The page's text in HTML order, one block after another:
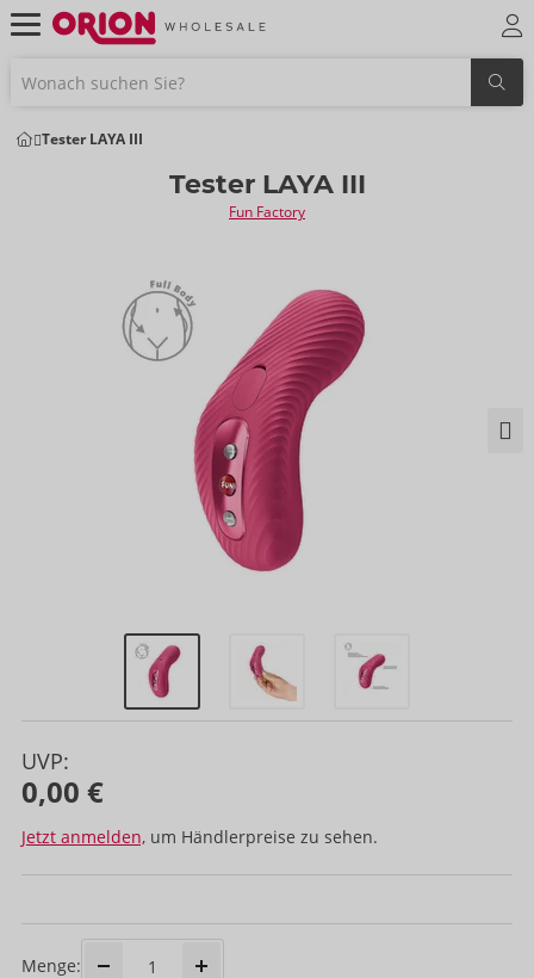
Tester LAYA III
Tester LAYA III
Fun Factory
UVP:
0,00 €
Jetzt anmelden, um Händlerpreise zu sehen.
Menge: